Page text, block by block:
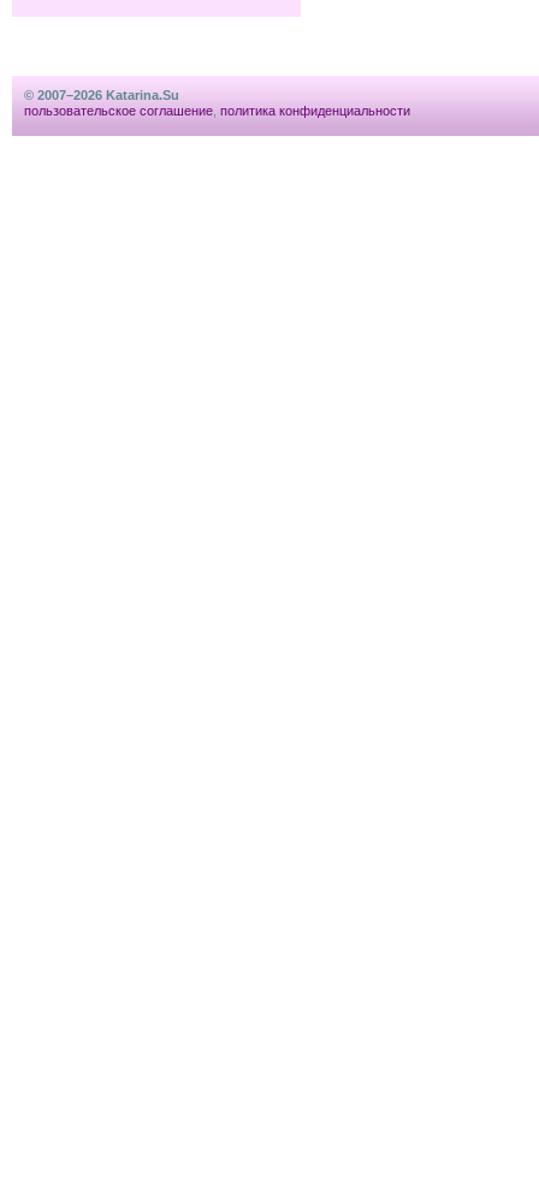
© 2007–2026 Katarina.Su
пользовательское соглашение политика конфиденциальности